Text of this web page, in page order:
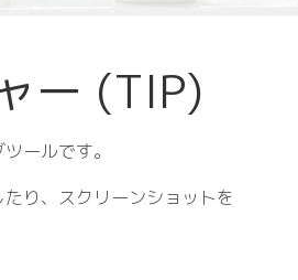
ー (TIP)
ールです。
り、スクリーンショットを